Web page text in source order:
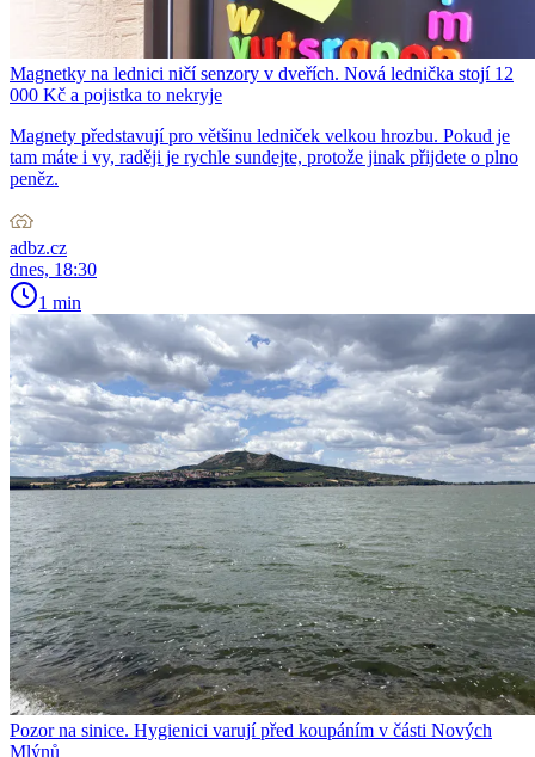
Magnetky na lednici ničí senzory v dveřích. Nová lednička stojí 12
000 Kč a pojistka to nekryje
Magnety představují pro většinu ledniček velkou hrozbu. Pokud je
tam máte i vy, raději je rychle sundejte, protože jinak přijdete o plno
peněz.
adbz.cz
dnes, 18:30
1 min
Pozor na sinice. Hygienici varují před koupáním v části Nových
Mlýnů